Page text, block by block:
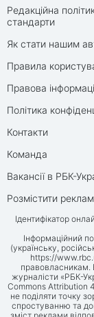
Редакційна
стандарти
Як стати нашим
Правила
Правова
Політика
Контакти
Команда
Вакансії в РБК-
Розмістити
Ідентифікатор
Інформаційний
(українську,
https://
правовласникам.
журналісти «РБК-
Commons Attribution
не поділяти точку
спростуванню та